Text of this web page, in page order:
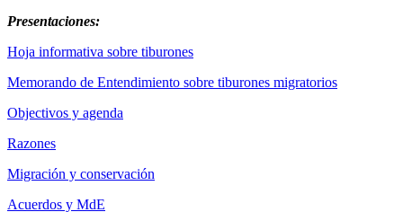
Presentaciones:
Hoja informativa sobre tiburones
Memorando de Entendimiento sobre tiburones migratorios
Objectivos y agenda
Razones
Migración y conservación
Acuerdos y MdE